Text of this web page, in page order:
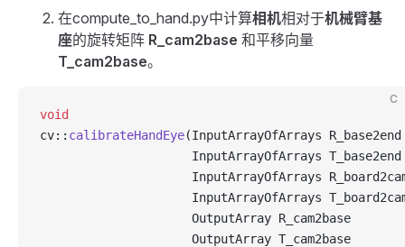
在compute_to_hand.py中计算相机相对于机械臂基
座的旋转矩阵 R_cam2base 和平移向量
T_cam2base。
C
void
cv:: calibrateHandEye(InputArrayOfArrays R_base2end
                     InputArrayOfArrays T_base2end
InputArrayOfArrays
InputArrayOfArrays
                     OutputArray R_cam2base
                     OutputArray T_cam2base